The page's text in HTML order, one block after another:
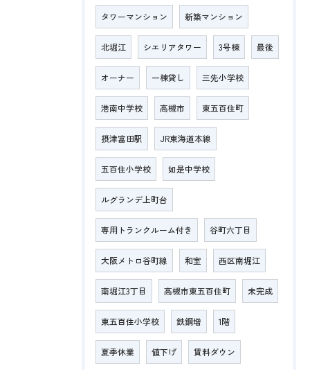
タワーマンション 新築マンション
北堀江 シエリアタワー 3号棟 最後
オーナー 一棟貸し 三先小学校
港南中学校 高槻市 東五百住町
摂津富田駅 JR東海道本線
五百住小学校 如是中学校
ルグランデ上町台
専用トランクルーム付き 谷町六丁目
大阪メトロ谷町線 和室 西区南堀江
南堀江3丁目 高槻市東五百住町 未完成
東五百住小学校 鉄鋼増 1階
夏季休業 値下げ 賃料ダウン